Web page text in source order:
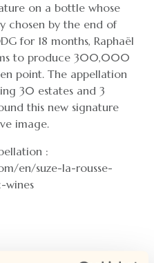
on a bottle whose
chosen by the end of
for 18 months, Raphaël
to produce 300,000
point. The appellation
30 estates and 3
this new signature
image.
:
en/suze-la-rousse-
wines